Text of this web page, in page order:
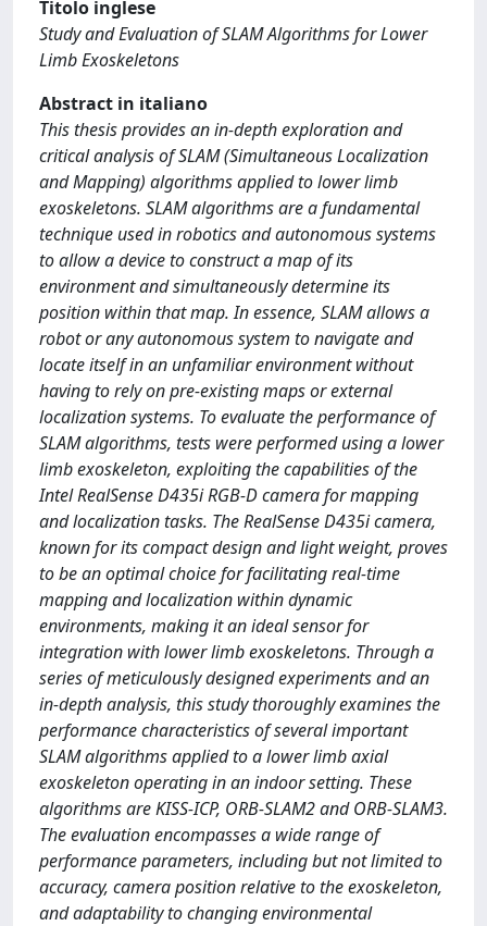
Titolo inglese
Study and Evaluation of SLAM Algorithms for Lower
Limb Exoskeletons
Abstract in italiano
This thesis provides an in-depth exploration and
critical analysis of SLAM (Simultaneous Localization
and Mapping) algorithms applied to lower limb
exoskeletons. SLAM algorithms are a fundamental
technique used in robotics and autonomous systems
to allow a device to construct a map of its
environment and simultaneously determine its
position within that map. In essence, SLAM allows a
robot or any autonomous system to navigate and
locate itself in an unfamiliar environment without
having to rely on pre-existing maps or external
localization systems. To evaluate the performance of
SLAM algorithms, tests were performed using a lower
limb exoskeleton, exploiting the capabilities of the
Intel RealSense D435i RGB-D camera for mapping
and localization tasks. The RealSense D435i camera,
known for its compact design and light weight, proves
to be an optimal choice for facilitating real-time
mapping and localization within dynamic
environments, making it an ideal sensor for
integration with lower limb exoskeletons. Through a
series of meticulously designed experiments and an
in-depth analysis, this study thoroughly examines the
performance characteristics of several important
SLAM algorithms applied to a lower limb axial
exoskeleton operating in an indoor setting. These
algorithms are KISS-ICP, ORB-SLAM2 and ORB-SLAM3.
The evaluation encompasses a wide range of
performance parameters, including but not limited to
accuracy, camera position relative to the exoskeleton,
and adaptability to changing environmental